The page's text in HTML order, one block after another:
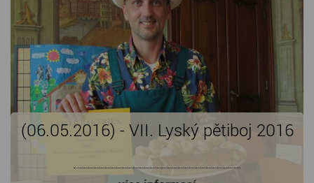
(06.05.2016) - VII. Lyský pětiboj 2016